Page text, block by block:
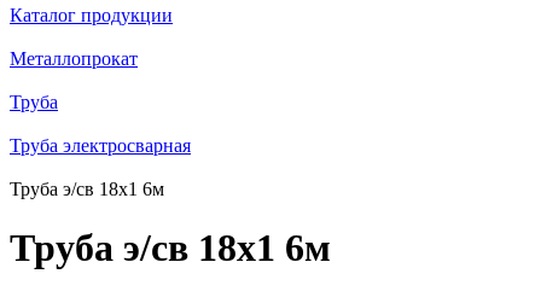
Каталог продукции
Металлопрокат
Труба
Труба электросварная
Труба э/св 18х1 6м
Труба э/св 18х1 6м